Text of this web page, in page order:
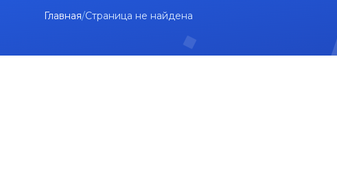
Главная/Страница не найдена